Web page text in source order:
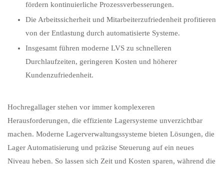
fördern kontinuierliche Prozessverbesserungen.
Die Arbeitssicherheit und Mitarbeiterzufriedenheit profitieren
von der Entlastung durch automatisierte Systeme.
Insgesamt führen moderne LVS zu schnelleren
Durchlaufzeiten, geringeren Kosten und höherer
Kundenzufriedenheit.
Hochregallager stehen vor immer komplexeren
Herausforderungen, die effiziente Lagersysteme unverzichtbar
machen. Moderne Lagerverwaltungssysteme bieten Lösungen, die
Lager Automatisierung und präzise Steuerung auf ein neues
Niveau heben. So lassen sich Zeit und Kosten sparen, während die